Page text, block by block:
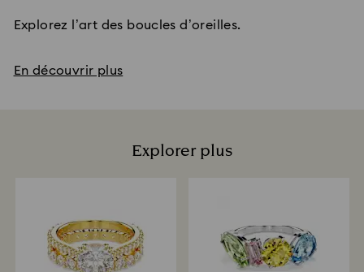
Explorez l’art des boucles d’oreilles.
En découvrir plus
Explorer plus